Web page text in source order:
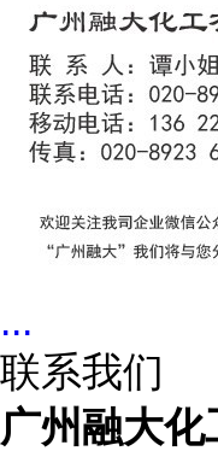
...
联系我们
广州融大化